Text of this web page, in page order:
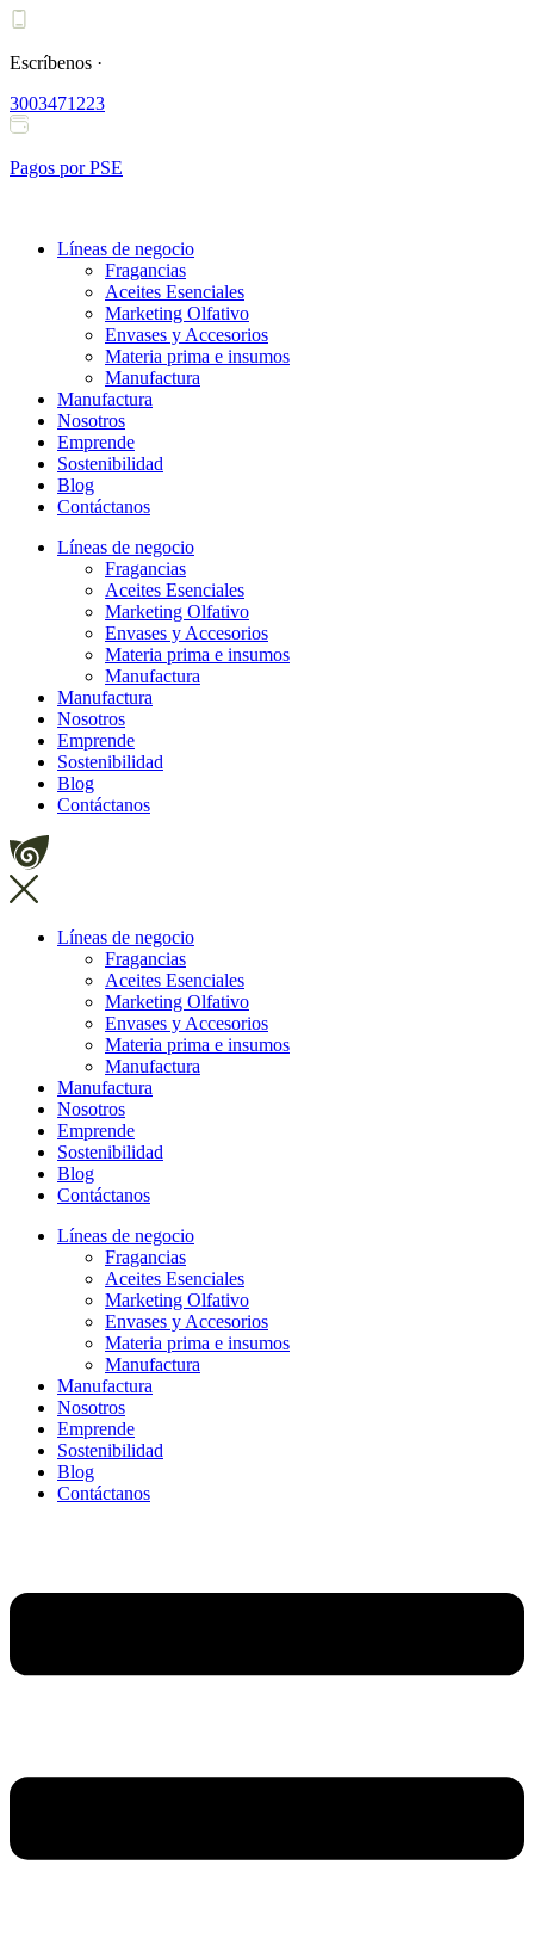
Ir
contenido
Escríbenos ·
3003471223
Pagos por PSE
Líneas de negocio
Fragancias
Aceites Esenciales
Marketing Olfativo
Envases y Accesorios
Materia prima e insumos
Manufactura
Manufactura
Nosotros
Emprende
Sostenibilidad
Blog
Contáctanos
Líneas de negocio
Fragancias
Aceites Esenciales
Marketing Olfativo
Envases y Accesorios
Materia prima e insumos
Manufactura
Manufactura
Nosotros
Emprende
Sostenibilidad
Blog
Contáctanos
Líneas de negocio
Fragancias
Aceites Esenciales
Marketing Olfativo
Envases y Accesorios
Materia prima e insumos
Manufactura
Manufactura
Nosotros
Emprende
Sostenibilidad
Blog
Contáctanos
Líneas de negocio
Fragancias
Aceites Esenciales
Marketing Olfativo
Envases y Accesorios
Materia prima e insumos
Manufactura
Manufactura
Nosotros
Emprende
Sostenibilidad
Blog
Contáctanos